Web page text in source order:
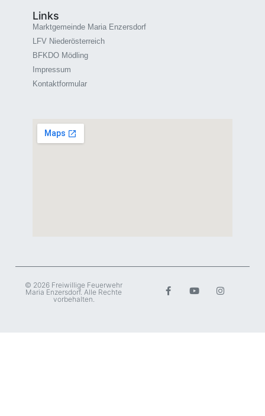
Links
Marktgemeinde Maria Enzersdorf
LFV Niederösterreich
BFKDO Mödling
Impressum
Kontaktformular
© 2026 Freiwillige Feuerwehr
Maria Enzersdorf. Alle Rechte
vorbehalten.